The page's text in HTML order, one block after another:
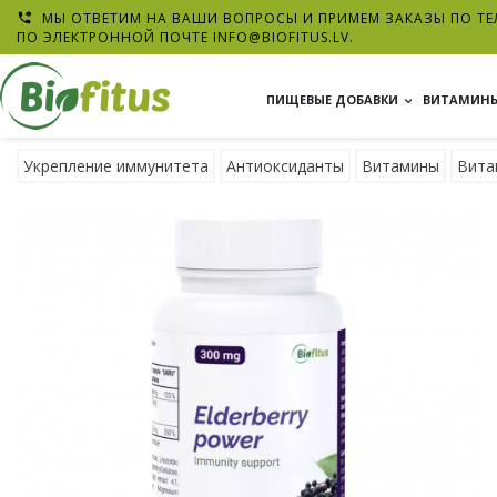

МЫ ОТВЕТИМ НА ВАШИ ВОПРОСЫ И ПРИМЕМ ЗАКАЗЫ ПО
ПО ЭЛЕКТРОННОЙ ПОЧТЕ INFO@BIOFITUS.LV.
ПИЩЕВЫЕ ДОБАВКИ
Укрепление иммунитета Антиоксиданты Витамины